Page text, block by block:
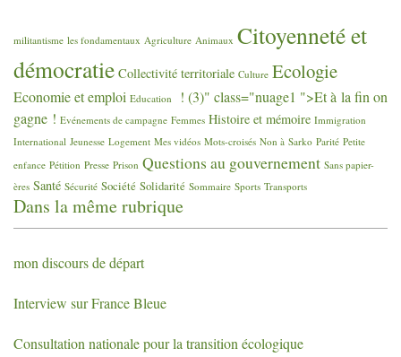
militantisme les fondamentaux Agriculture Animaux Citoyenneté et
démocratie Collectivité territoriale Culture Ecologie
Economie et emploi Education
! (3)" class="nuage1 ">Et à la fin on
gagne ! Evénements de campagne Femmes Histoire et mémoire Immigration
International Jeunesse Logement Mes vidéos Mots-croisés Non à Sarko Parité Petite
enfance Pétition Presse Prison Questions au gouvernement Sans papier-
ères Santé Sécurité Société Solidarité Sommaire Sports Transports
Dans la même rubrique
mon discours de départ
Interview sur France Bleue
Consultation nationale pour la transition écologique